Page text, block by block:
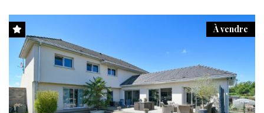
À vendre